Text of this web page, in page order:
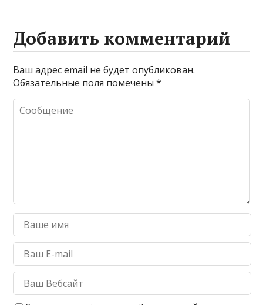
Добавить комментарий
Ваш адрес email не будет опубликован.
Обязательные поля помечены*